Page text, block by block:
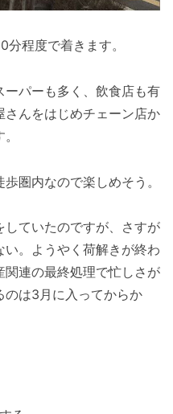
程度で着きます。
パーも多く、飲食店も有
んをはじめチェーン店か
圏内なので楽しめそう。
ていたのですが、さすが
。ようやく荷解きが終わ
関連の最終処理で忙しさが
のは3月に入ってからか